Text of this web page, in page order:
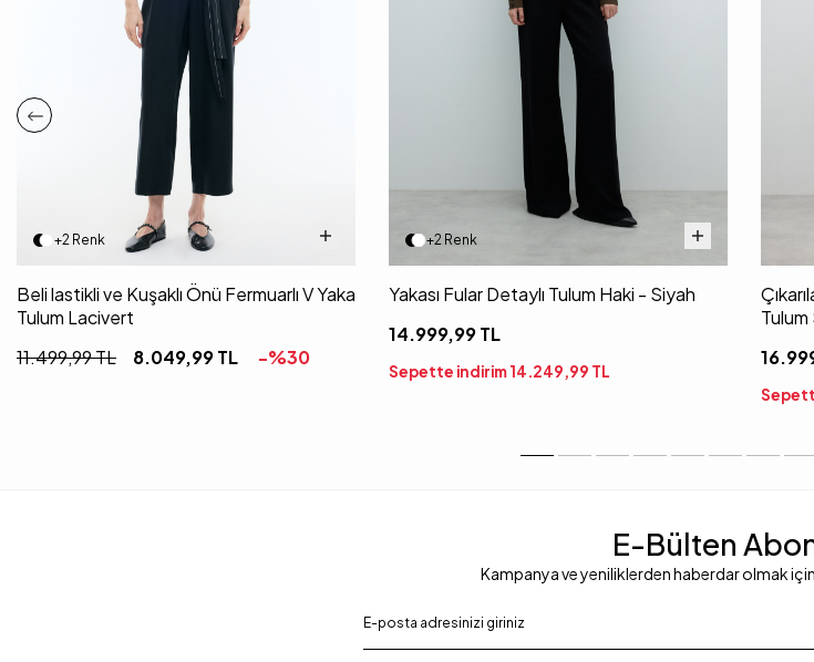
+2 Renk
Beli lastikli ve Kuşaklı Önü Fermuarlı V Yaka
Tulum Lacivert
11.499,99TL 8.049,99TL -%30
+2 Renk
Yakası Fular Detaylı Tulum Haki - Siyah
14.999,99TL
Sepette indirim14.249,99 TL
Tulum
E-Bülten
Kampanya ve yeniliklerden haberdar olmak